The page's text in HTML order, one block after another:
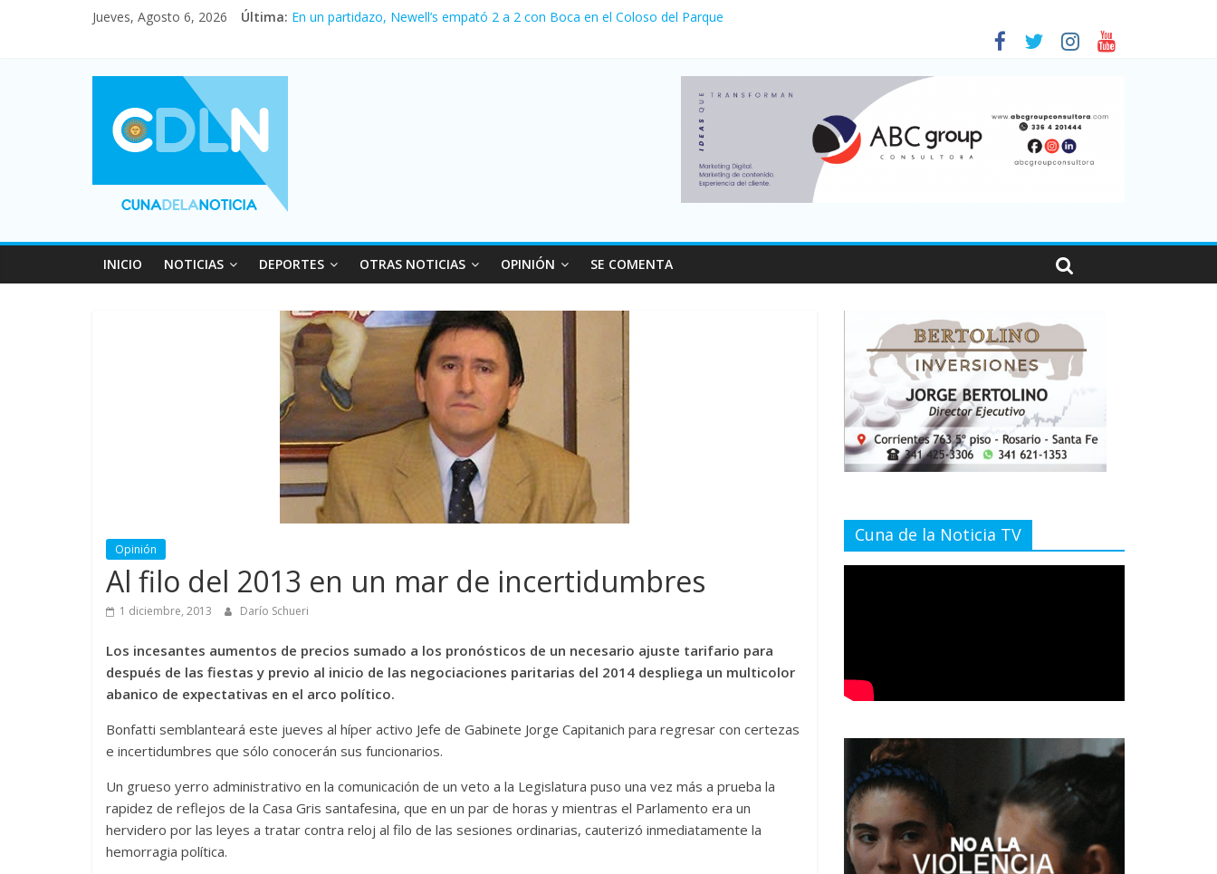
Jueves, Agosto 6, 2026 Última: Pullaro mejora sus relaciones con el Gobierno nacional
En un partidazo, Newell’s empató 2 a 2 con Boca en el Coloso del Parque
Vacaciones de invierno con más movimiento y consumo turístico: 4,6 millones de personas viajaron por el país, un 5,9% más que en 2025
INICIO NOTICIAS DEPORTES OTRAS NOTICIAS OPINIÓN SE COMENTA
Opinión
Al filo del 2013 en un mar de incertidumbres
1 diciembre, 2013 Darío Schueri
Los incesantes aumentos de precios sumado a los pronósticos de un necesario ajuste tarifario para
después de las fiestas y previo al inicio de las negociaciones paritarias del 2014 despliega un multicolor
abanico de expectativas en el arco político.
Bonfatti semblanteará este jueves al híper activo Jefe de Gabinete Jorge Capitanich para regresar con certezas
e incertidumbres que sólo conocerán sus funcionarios.
Un grueso yerro administrativo en la comunicación de un veto a la Legislatura puso una vez más a prueba la
rapidez de reflejos de la Casa Gris santafesina, que en un par de horas y mientras el Parlamento era un
hervidero por las leyes a tratar contra reloj al filo de las sesiones ordinarias, cauterizó inmediatamente la
hemorragia política.
Cuna de la Noticia TV